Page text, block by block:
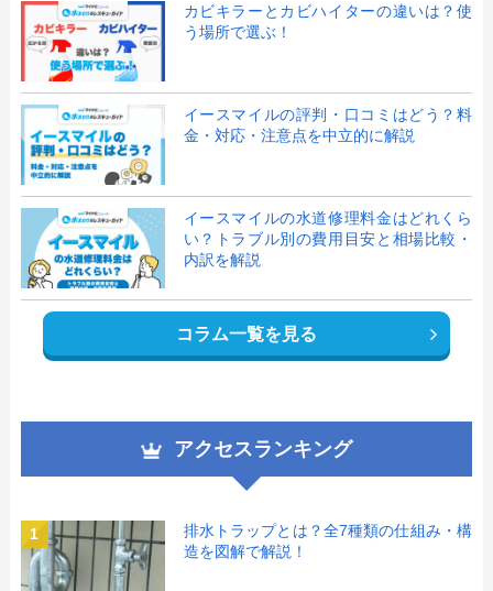
カビキラーとカビハイターの違いは？使
う場所で選ぶ！
イースマイルの評判・口コミはどう？料
金・対応・注意点を中立的に解説
イースマイルの水道修理料金はどれくら
い？トラブル別の費用目安と相場比較・
内訳を解説
コラム一覧を見る
アクセスランキング
1
排水トラップとは？全7種類の仕組み・構
造を図解で解説！